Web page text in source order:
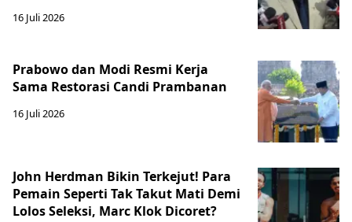
16 Juli 2026
Prabowo dan Modi Resmi Kerja
Sama Restorasi Candi Prambanan
16 Juli 2026
John Herdman Bikin Terkejut! Para
Pemain Seperti Tak Takut Mati Demi
Lolos Seleksi, Marc Klok Dicoret?